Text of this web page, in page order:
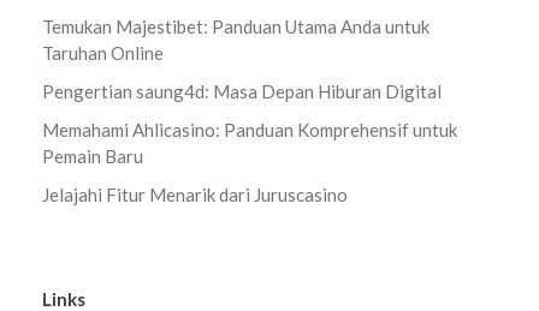
Temukan Majestibet: Panduan Utama Anda untuk
Taruhan Online
Pengertian saung4d: Masa Depan Hiburan Digital
Memahami Ahlicasino: Panduan Komprehensif untuk
Pemain Baru
Jelajahi Fitur Menarik dari Juruscasino
Links